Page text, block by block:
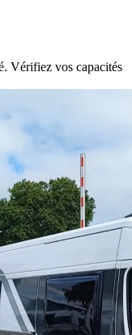
Vérifiez vos capacités